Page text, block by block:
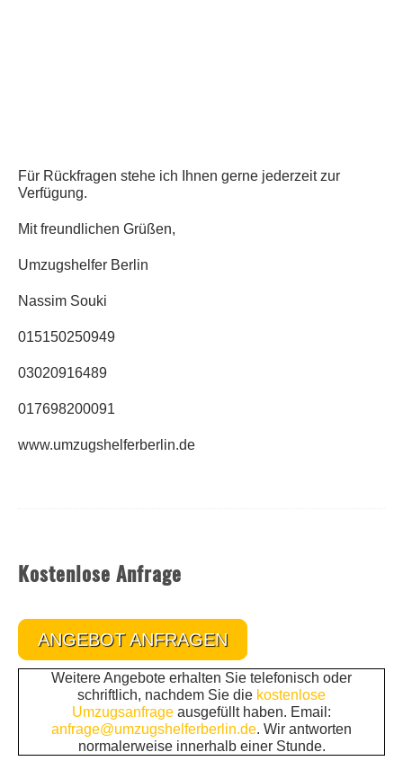
Für Rückfragen stehe ich Ihnen gerne jederzeit zur
Verfügung.
Mit freundlichen Grüßen,
Umzugshelfer Berlin
Nassim Souki
015150250949
03020916489
017698200091
www.umzugshelferberlin.de
Kostenlose Anfrage
ANGEBOT ANFRAGEN
Weitere Angebote erhalten Sie telefonisch oder
schriftlich, nachdem Sie die kostenlose
Umzugsanfrage ausgefüllt haben. Email:
anfrage@umzugshelferberlin.de. Wir antworten
normalerweise innerhalb einer Stunde.